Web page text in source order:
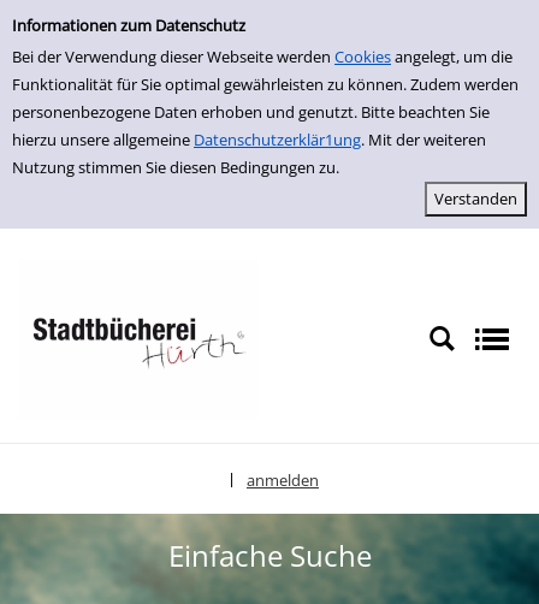
Einfache Suche
Informationen zum Datenschutz
Bei der Verwendung dieser Webseite werden Cookiesangelegt, um die
Funktionalität für Sie optimal gewährleisten zu können. Zudem werden
personenbezogene Daten erhoben und genutzt. Bitte beachten Sie
hierzu unsere allgemeine Datenschutzerklär1ung. Mit der weiteren
Nutzung stimmen Sie diesen Bedingungen zu.
zur Navigation springen
zum Inhalt springen
Zur Detailanzeige springen
anmelden
Einfache Suche